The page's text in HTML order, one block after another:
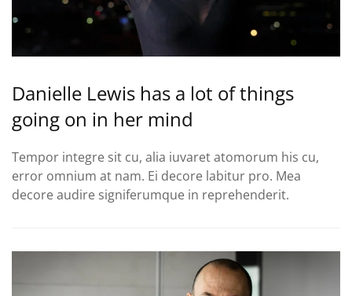
Danielle Lewis has a lot of things
going on in her mind
Tempor integre sit cu, alia iuvaret atomorum his cu,
error omnium at nam. Ei decore labitur pro. Mea
decore audire signiferumque in reprehenderit.